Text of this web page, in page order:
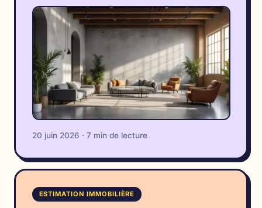
20 juin 2026 · 7 min de lecture
ESTIMATION IMMOBILIÈRE